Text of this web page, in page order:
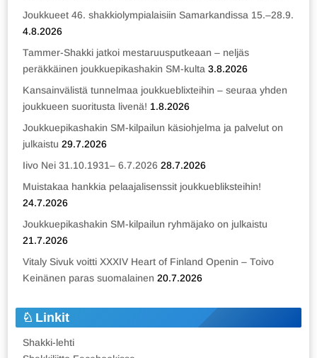
Joukkueet 46. shakkiolympialaisiin Samarkandissa 15.–28.9.
4.8.2026
Tammer-Shakki jatkoi mestaruusputkeaan – neljäs
peräkkäinen joukkuepikashakin SM-kulta 3.8.2026
Kansainvälistä tunnelmaa joukkueblixteihin – seuraa yhden
joukkueen suoritusta livenä! 1.8.2026
Joukkuepikashakin SM-kilpailun käsiohjelma ja palvelut on
julkaistu 29.7.2026
Iivo Nei 31.10.1931– 6.7.2026 28.7.2026
Muistakaa hankkia pelaajalisenssit joukkuebliksteihin!
24.7.2026
Joukkuepikashakin SM-kilpailun ryhmäjako on julkaistu
21.7.2026
Vitaly Sivuk voitti XXXIV Heart of Finland Openin – Toivo
Keinänen paras suomalainen 20.7.2026
Linkit
Shakki-lehti